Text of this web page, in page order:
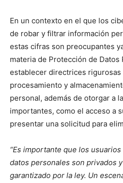
En un contexto en el que los
de robar y filtrar información
estas cifras son preocupantes
materia de Protección de Datos
establecer directrices rigurosas
procesamiento y
personal, además de otorgar a
importantes, como el acceso a
presentar una solicitud para
“Es importante que los
datos personales son privados
garantizado por la ley. Un